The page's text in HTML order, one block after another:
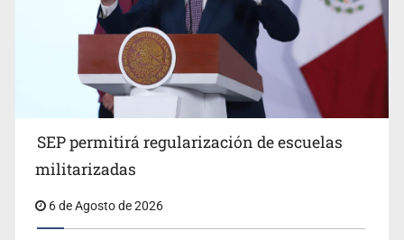
SEP permitirá regularización de escuelas
militarizadas
6 de Agosto de 2026